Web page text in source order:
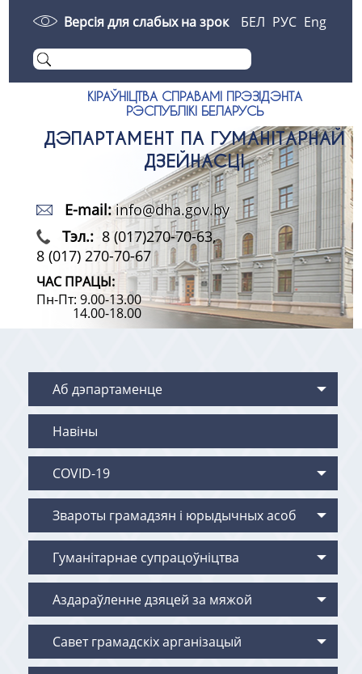
Версія для слабых на зрок БЕЛ РУС Eng
КІРАЎНІЦТВА СПРАВАМІ ПРЭЗІДЭНТА
РЭСПУБЛІКІ БЕЛАРУСЬ
ДЭПАРТАМЕНТ ПА ГУМАНІТАРНАЙ
ДЗЕЙНАСЦІ
E-mail: info@dha.gov.by
Тэл.:8 (017)270-70-63,
8 (017) 270-70-67
ЧАС ПРАЦЫ:
Пн-Пт: 9.00-13.00
14.00-18.00
Аб дэпартаменце
Навіны
COVID-19
Звароты грамадзян i юрыдычных асоб
Гуманітарнае супрацоўніцтва
Аздараўленне дзяцей за мяжой
Савет грамадскіх арганізацый